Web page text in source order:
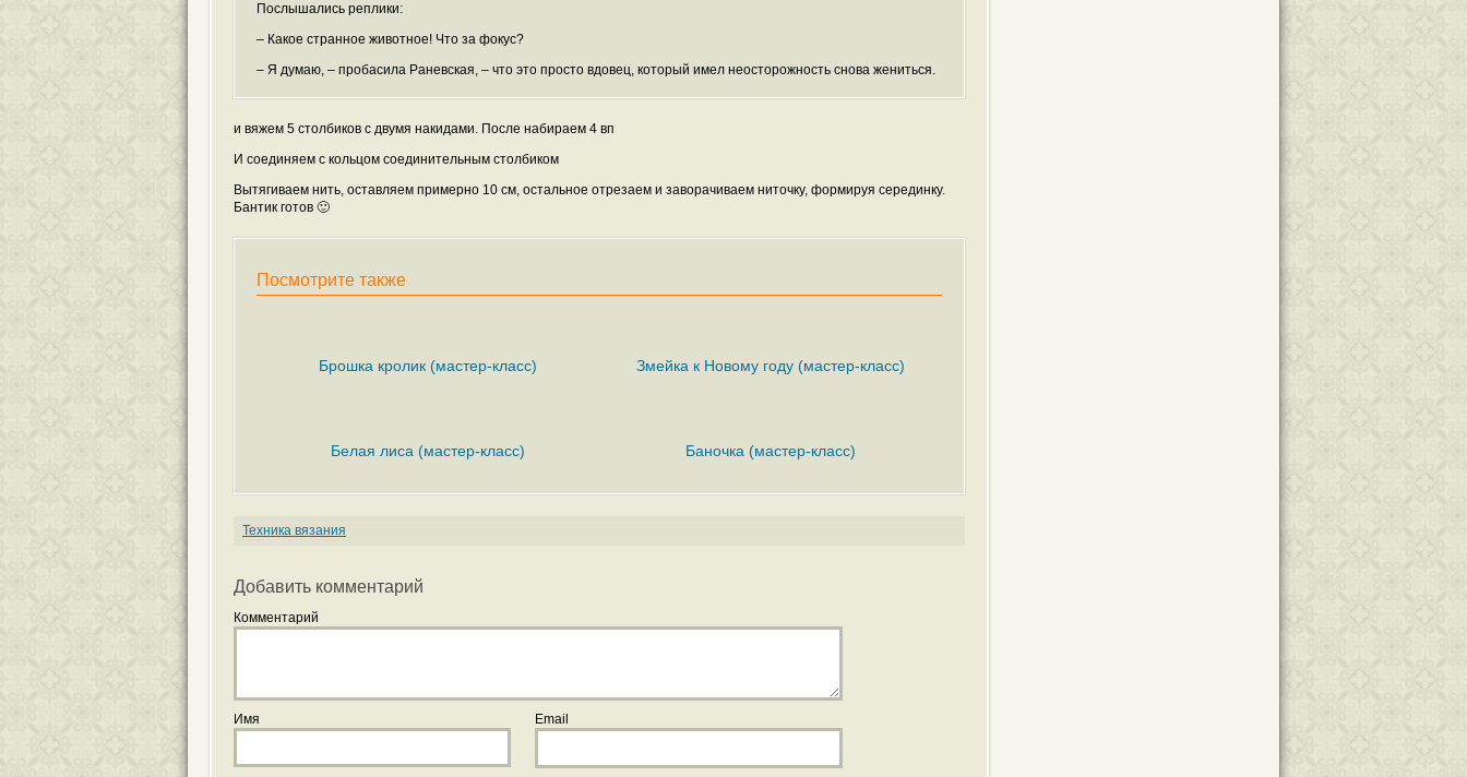
Послышались реплики:
– Какое странное животное! Что за фокус?
– Я думаю, – пробасила Раневская, – что это просто вдовец, который имел неосторожность снова жениться.
и вяжем 5 столбиков с двумя накидами. После набираем 4 вп
И соединяем с кольцом соединительным столбиком
Вытягиваем нить, оставляем примерно 10 см, остальное отрезаем и заворачиваем ниточку, формируя серединку.
Бантик готов 🙂
Посмотрите также
Брошка кролик (мастер-класс) Змейка к Новому году (мастер-класс)
Белая лиса (мастер-класс) Баночка (мастер-класс)
Техника вязания
Добавить комментарий
Комментарий
Имя Email